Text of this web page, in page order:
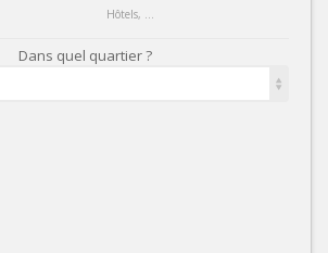
Hôtels, ...
Dans quel quartier ?